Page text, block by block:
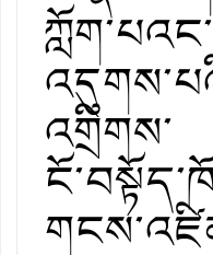
འགྲིགས་